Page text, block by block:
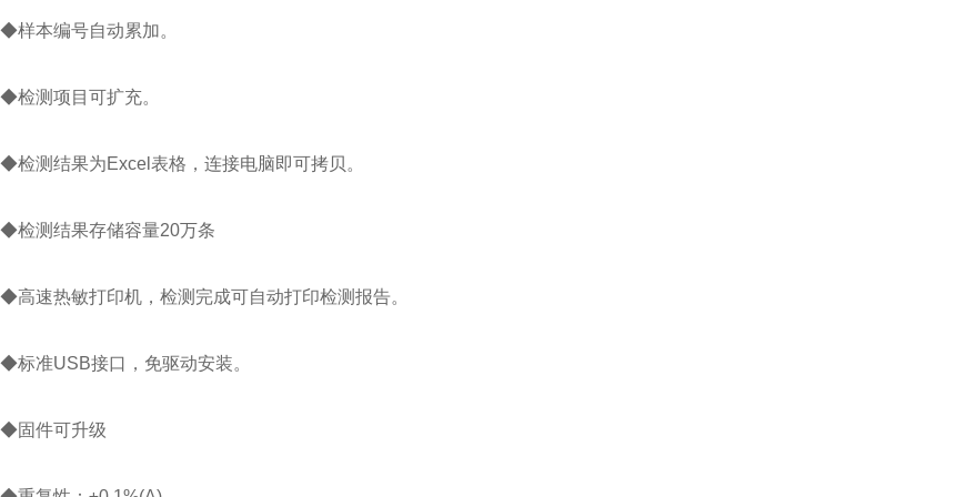
◆样本编号自动累加。
◆检测项目可扩充。
◆检测结果为Excel表格，连接电脑即可拷贝。
◆检测结果存储容量20万条
◆高速热敏打印机，检测完成可自动打印检测报告。
◆标准USB接口，免驱动安装。
◆固件可升级